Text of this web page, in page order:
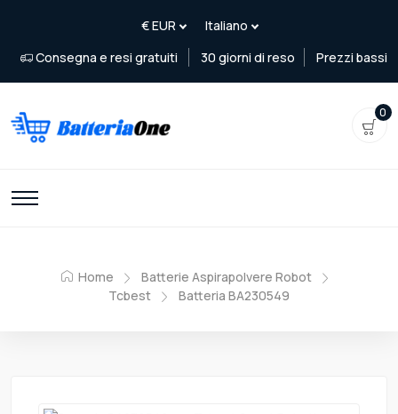
Consegna e resi gratuiti 30 giorni di reso Prezzi bassi
0
Home
Batterie Aspirapolvere Robot
Tcbest
Batteria BA230549